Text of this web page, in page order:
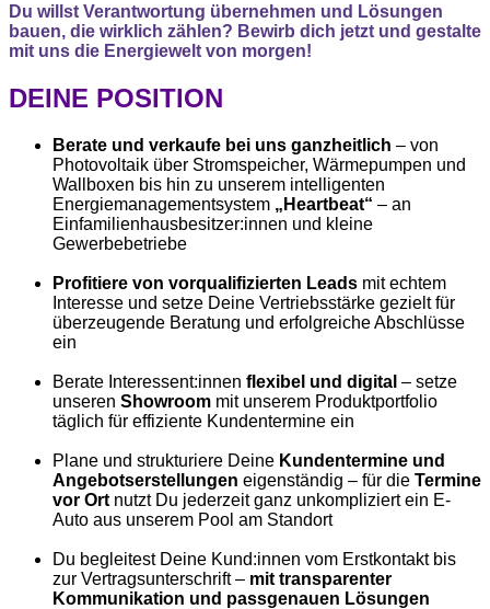
Du willst Verantwortung übernehmen und Lösungen
bauen, die wirklich zählen? Bewirb dich jetzt und gestalte
mit uns die Energiewelt von morgen!
DEINE POSITION
Berate und verkaufe bei uns ganzheitlich – von
Photovoltaik über Stromspeicher, Wärmepumpen und
Wallboxen bis hin zu unserem intelligenten
Energiemanagementsystem „Heartbeat“ – an
Einfamilienhausbesitzer:innen und kleine
Gewerbebetriebe
Profitiere von vorqualifizierten Leads mit echtem
Interesse und setze Deine Vertriebsstärke gezielt für
überzeugende Beratung und erfolgreiche Abschlüsse
ein
Berate Interessent:innen flexibel und digital – setze
unseren Showroom mit unserem Produktportfolio
täglich für effiziente Kundentermine ein
Plane und strukturiere Deine Kundentermine und
Angebotserstellungen eigenständig – für die Termine
vor Ort nutzt Du jederzeit ganz unkompliziert ein E-
Auto aus unserem Pool am Standort
Du begleitest Deine Kund:innen vom Erstkontakt bis
zur Vertragsunterschrift – mit transparenter
Kommunikation und passgenauen Lösungen